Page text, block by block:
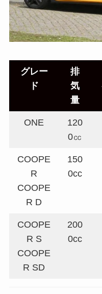
グレー
ド
排
気
量
ONE
120
0㏄
COOPE
R
COOPE
R D
150
0cc
COOPE
R S
COOPE
R SD
200
0cc